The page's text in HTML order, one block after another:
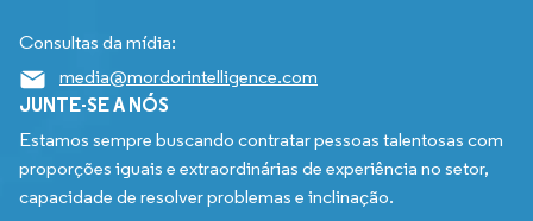
Consultas da mídia:
media@mordorintelligence.com
JUNTE-SE A NÓS
Estamos sempre buscando contratar pessoas talentosas com
proporções iguais e extraordinárias de experiência no setor,
capacidade de resolver problemas e inclinação.